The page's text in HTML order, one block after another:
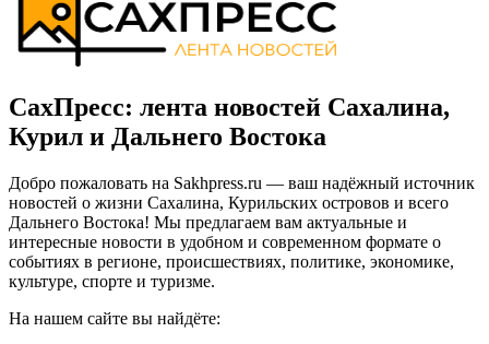
СахПресс: лента новостей Сахалина,
Курил и Дальнего Востока
Добро пожаловать на Sakhpress.ru — ваш надёжный источник
новостей о жизни Сахалина, Курильских островов и всего
Дальнего Востока! Мы предлагаем вам актуальные и
интересные новости в удобном и современном формате о
событиях в регионе, происшествиях, политике, экономике,
культуре, спорте и туризме.
На нашем сайте вы найдёте: